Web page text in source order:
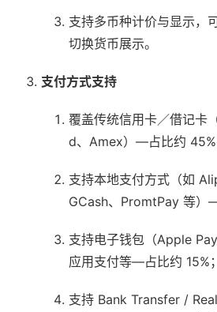
支持多币种计价与显示，
切换货币展示。
支付方式支持
覆盖传统信用卡／借记卡
d、Amex）—占比约 45%
支持本地支付方式（如
GCash、PromtPay 等）
支持电子钱包（Apple
应用支付等—占比约 15%；
支持 Bank Transfer /